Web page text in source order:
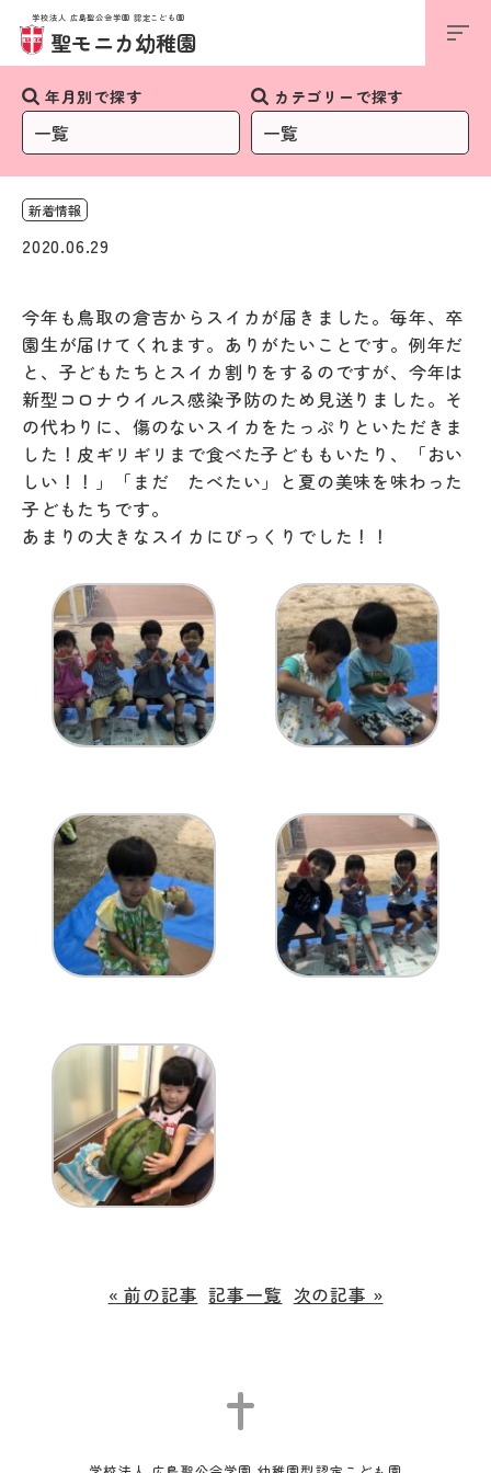
学校法人 広島聖公会学園 認定こども園
聖モニカ幼稚園
年月別で探す カテゴリーで探す
新着情報
2020.06.29
今年も鳥取の倉吉からスイカが届きました。毎年、卒
園生が届けてくれます。ありがたいことです。例年だ
と、子どもたちとスイカ割りをするのですが、今年は
新型コロナウイルス感染予防のため見送りました。そ
の代わりに、傷のないスイカをたっぷりといただきま
した！皮ギリギリまで食べた子どももいたり、「おい
しい！！」「まだ たべたい」と夏の美味を味わった
子どもたちです。
あまりの大きなスイカにびっくりでした！！
« 前の記事 記事一覧 次の記事 »